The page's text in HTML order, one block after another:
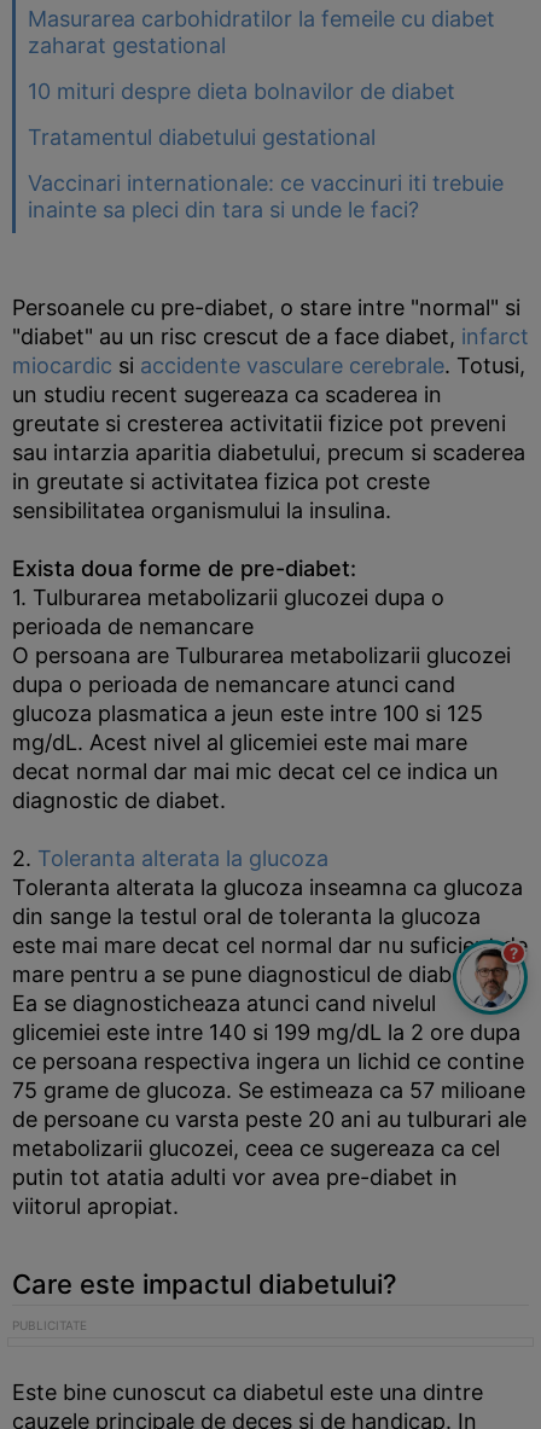
Masurarea carbohidratilor la femeile cu diabet
zaharat gestational
10 mituri despre dieta bolnavilor de diabet
Tratamentul diabetului gestational
Vaccinari internationale: ce vaccinuri iti trebuie
inainte sa pleci din tara si unde le faci?
Persoanele cu pre-diabet, o stare intre "normal" si
"diabet" au un risc crescut de a face diabet, infarct
miocardic si accidente vasculare cerebrale. Totusi,
un studiu recent sugereaza ca scaderea in
greutate si cresterea activitatii fizice pot preveni
sau intarzia aparitia diabetului, precum si scaderea
in greutate si activitatea fizica pot creste
sensibilitatea organismului la insulina.
Exista doua forme de pre-diabet:
1. Tulburarea metabolizarii glucozei dupa o
perioada de nemancare
O persoana are Tulburarea metabolizarii glucozei
dupa o perioada de nemancare atunci cand
glucoza plasmatica a jeun este intre 100 si 125
mg/dL. Acest nivel al glicemiei este mai mare
decat normal dar mai mic decat cel ce indica un
diagnostic de diabet.
2. Toleranta alterata la glucoza
Toleranta alterata la glucoza inseamna ca glucoza
din sange la testul oral de toleranta la glucoza
este mai mare decat cel normal dar nu suficient de
mare pentru a se pune diagnosticul de diabet.
Ea se diagnosticheaza atunci cand nivelul
glicemiei este intre 140 si 199 mg/dL la 2 ore dupa
ce persoana respectiva ingera un lichid ce contine
75 grame de glucoza. Se estimeaza ca 57 milioane
de persoane cu varsta peste 20 ani au tulburari ale
metabolizarii glucozei, ceea ce sugereaza ca cel
putin tot atatia adulti vor avea pre-diabet in
viitorul apropiat.
Care este impactul diabetului?
Este bine cunoscut ca diabetul este una dintre
cauzele principale de deces si de handicap. In
?